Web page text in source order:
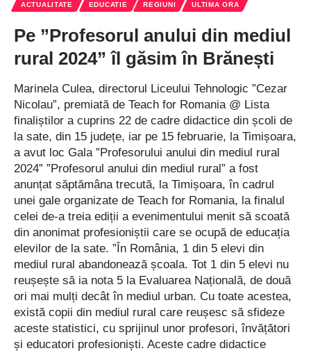
ACTUALITATE EDUCATIE REGIUNI ULTIMA ORA
Pe ”Profesorul anului din mediul
rural 2024” îl găsim în Brănești
Marinela Culea, directorul Liceului Tehnologic ”Cezar
Nicolau”, premiată de Teach for Romania @ Lista
finaliștilor a cuprins 22 de cadre didactice din școli de
la sate, din 15 județe, iar pe 15 februarie, la Timișoara,
a avut loc Gala ”Profesorului anului din mediul rural
2024” ”Profesorul anului din mediul rural” a fost
anunțat săptămâna trecută, la Timișoara, în cadrul
unei gale organizate de Teach for Romania, la finalul
celei de-a treia ediții a evenimentului menit să scoată
din anonimat profesioniștii care se ocupă de educația
elevilor de la sate. ”În România, 1 din 5 elevi din
mediul rural abandonează școala. Tot 1 din 5 elevi nu
reușește să ia nota 5 la Evaluarea Națională, de două
ori mai mulți decât în mediul urban. Cu toate acestea,
există copii din mediul rural care reușesc să sfideze
aceste statistici, cu sprijinul unor profesori, învățători
și educatori profesioniști. Aceste cadre didactice